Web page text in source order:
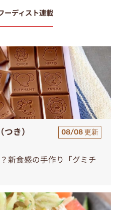
ーディスト連載
き） 08/08 更新
新食感の手作り「グミチ